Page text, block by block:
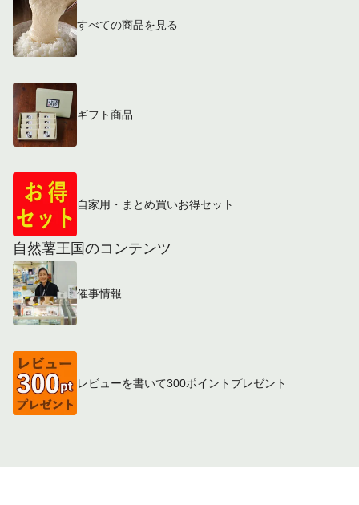
すべての商品を見る
ギフト商品
自家用・まとめ買いお得セット
自然薯王国のコンテンツ
催事情報
レビューを書いて300ポイントプレゼント